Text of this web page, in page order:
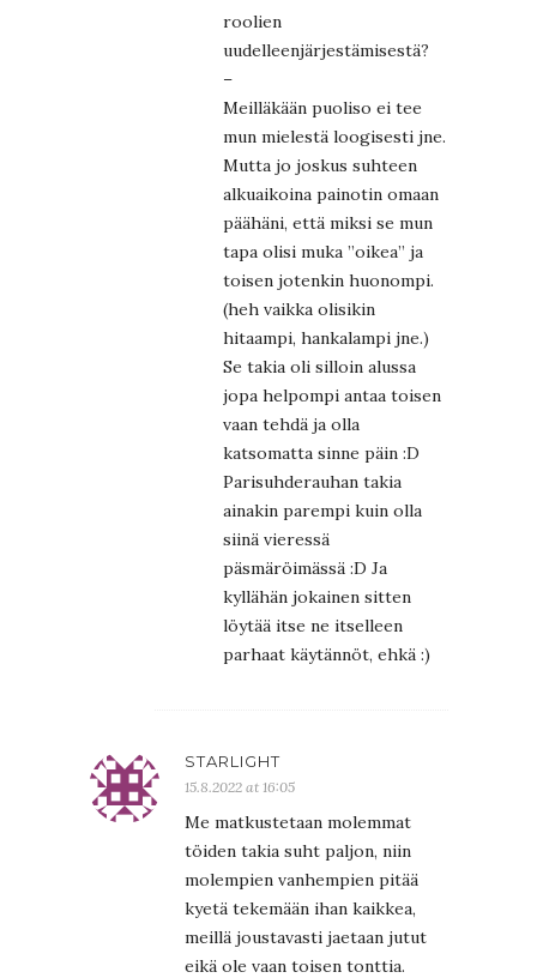
roolien
uudelleenjärjestämisestä?
–
Meilläkään puoliso ei tee
mun mielestä loogisesti jne.
Mutta jo joskus suhteen
alkuaikoina painotin omaan
päähäni, että miksi se mun
tapa olisi muka ”oikea” ja
toisen jotenkin huonompi.
(heh vaikka olisikin
hitaampi, hankalampi jne.)
Se takia oli silloin alussa
jopa helpompi antaa toisen
vaan tehdä ja olla
katsomatta sinne päin :D
Parisuhderauhan takia
ainakin parempi kuin olla
siinä vieressä
päsmäröimässä :D Ja
kyllähän jokainen sitten
löytää itse ne itselleen
parhaat käytännöt, ehkä :)
STARLIGHT
15.8.2022 at 16:05
Me matkustetaan molemmat
töiden takia suht paljon, niin
molempien vanhempien pitää
kyetä tekemään ihan kaikkea,
meillä joustavasti jaetaan jutut
eikä ole vaan toisen tonttia.